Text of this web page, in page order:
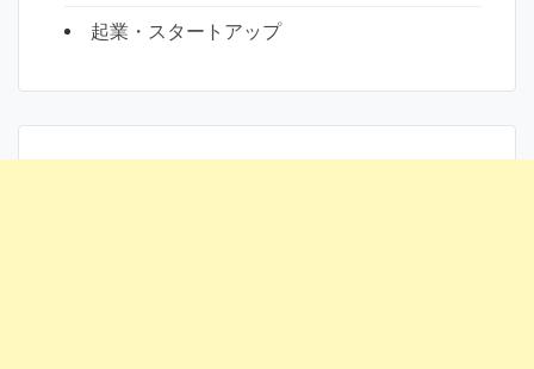
起業・スタートアップ